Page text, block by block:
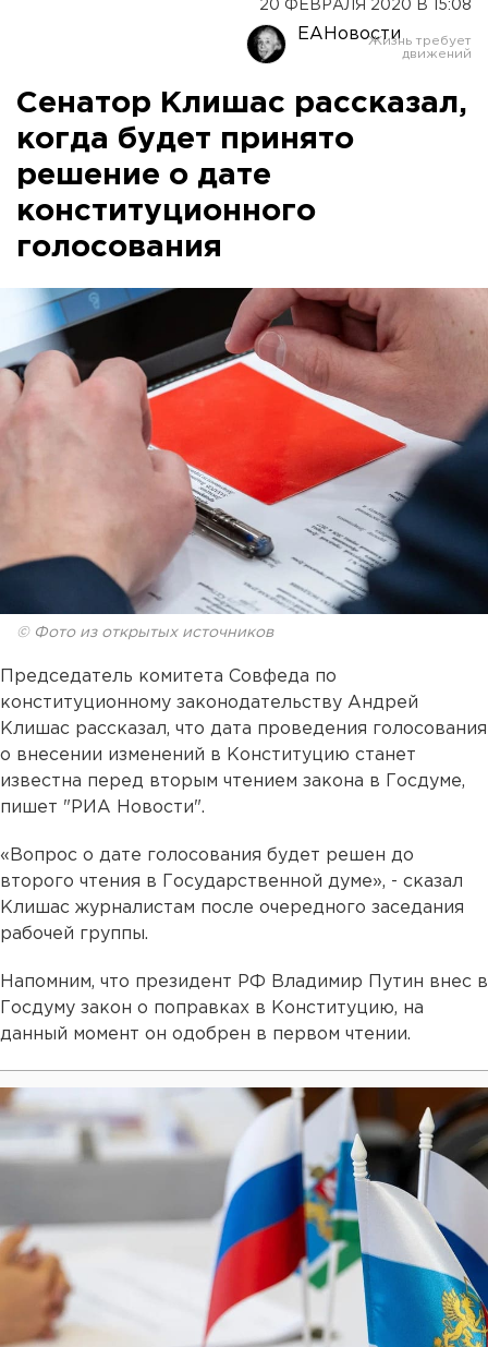
20 ФЕВРАЛЯ 2020 В 15:08
ЕАНовости
Сенатор Клишас рассказал,
когда будет принято
решение о дате
конституционного
голосования
© Фото из открытых источников
Председатель комитета Совфеда по
конституционному законодательству Андрей
Клишас рассказал, что дата проведения голосования
о внесении изменений в Конституцию станет
известна перед вторым чтением закона в Госдуме,
пишет "РИА Новости".
«Вопрос о дате голосования будет решен до
второго чтения в Государственной думе», - сказал
Клишас журналистам после очередного заседания
рабочей группы.
Напомним, что президент РФ Владимир Путин внес в
Госдуму закон о поправках в Конституцию, на
данный момент он одобрен в первом чтении.